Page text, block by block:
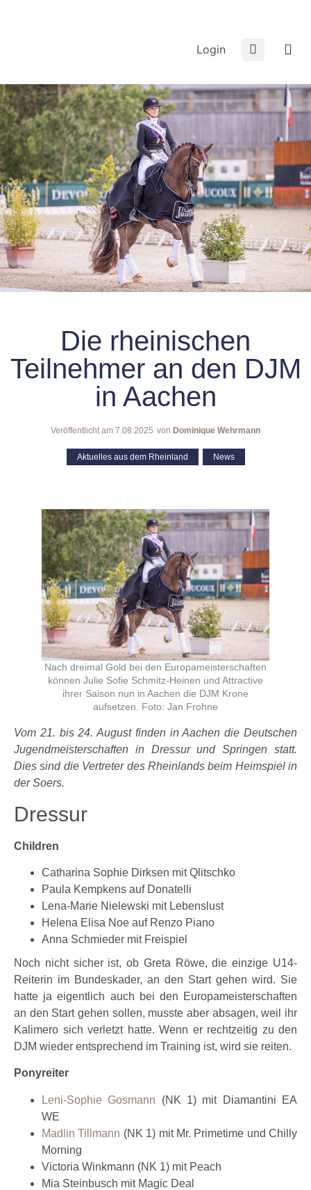
Login
Die rheinischen
Teilnehmer an den DJM
in Aachen
Veröffentlicht am 7.08.2025 von Dominique Wehrmann
Aktuelles aus dem Rheinland News
Nach dreimal Gold bei den Europameisterschaften
können Julie Sofie Schmitz-Heinen und Attractive
ihrer Saison nun in Aachen die DJM Krone
aufsetzen. Foto: Jan Frohne
Vom 21. bis 24. August finden in Aachen die Deutschen
Jugendmeisterschaften in Dressur und Springen statt.
Dies sind die Vertreter des Rheinlands beim Heimspiel in
der Soers.
Dressur
Children
Catharina Sophie Dirksen mit Qlitschko
Paula Kempkens auf Donatelli
Lena-Marie Nielewski mit Lebenslust
Helena Elisa Noe auf Renzo Piano
Anna Schmieder mit Freispiel
Noch nicht sicher ist, ob Greta Röwe, die einzige U14-
Reiterin im Bundeskader, an den Start gehen wird. Sie
hatte ja eigentlich auch bei den Europameisterschaften
an den Start gehen sollen, musste aber absagen, weil ihr
Kalimero sich verletzt hatte. Wenn er rechtzeitig zu den
DJM wieder entsprechend im Training ist, wird sie reiten.
Ponyreiter
Leni-Sophie Gosmann (NK 1) mit Diamantini EA
WE
Madlin Tillmann (NK 1) mit Mr. Primetime und Chilly
Morning
Victoria Winkmann (NK 1) mit Peach
Mia Steinbusch mit Magic Deal